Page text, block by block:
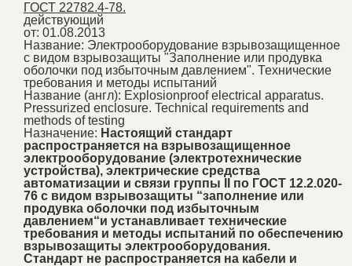
ГОСТ 22782.4-78.
действующий
от: 01.08.2013
Название: Электрооборудование взрывозащищенное
с видом взрывозащиты "Заполнение или продувка
оболочки под избыточным давлением". Технические
требования и методы испытаний
Название (англ): Explosionproof electrical apparatus.
Pressurized enclosure. Technical requirements and
methods of testing
Назначение: Настоящий стандарт
распространяется на взрывозащищенное
электрооборудование (электротехнические
устройства), электрические средства
автоматизации и связи группы II по ГОСТ 12.2.020-
76 с видом взрывозащиты “заполнение или
продувка оболочки под избыточным
давлением“и устанавливает технические
требования и методы испытаний по обеспечению
взрывозащиты электрооборудования.
Стандарт не распространяется на кабели и